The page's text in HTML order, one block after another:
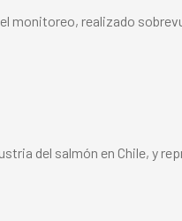
monitoreo, realizado
del salmón en Chile, y